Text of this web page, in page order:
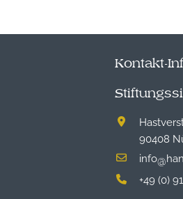
Kontakt-
90408
info@
+49 (0)